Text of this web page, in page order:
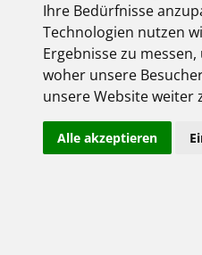
Ihre Bedürfnisse
Technologien nutzen
Ergebnisse zu
woher unsere
unsere Website weiter
Alle akzeptieren
JUNG HOME Pucks.